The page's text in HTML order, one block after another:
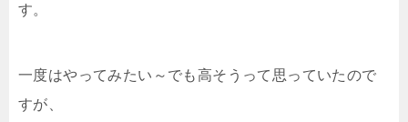
す。
一度はやってみたい～でも高そうって思っていたので
すが、